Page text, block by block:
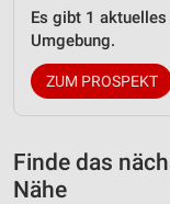
Es gibt 1
Umgebung.
ZUM PROSPEKT
Finde das
Nähe